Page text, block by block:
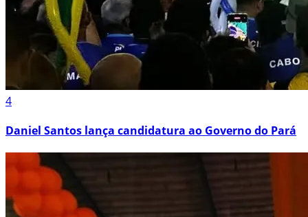
4
Daniel Santos lança candidatura ao Governo do Pará